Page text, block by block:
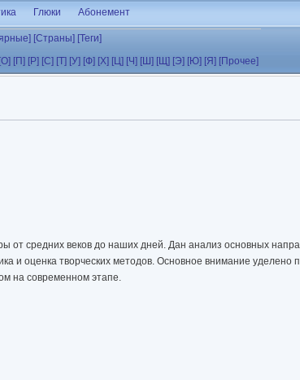
Глюки Абонемент
[Страны] [Теги]
[О] [П] [Р] [С] [Т] [У] [Ф] [Х] [Ц] [Ч] [Ш] [Щ] [Э] [Ю] [Я] [Прочее]
от средних веков до наших дней. Дан анализ основных
и оцен­ка творческих методов. Основное внимание уделено
на современ­ном этапе.